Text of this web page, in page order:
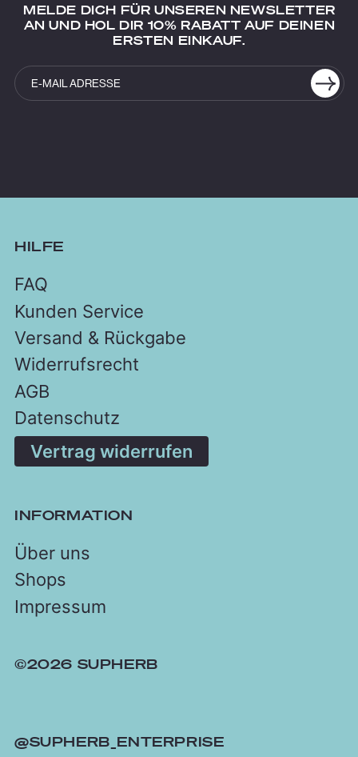
MELDE DICH FÜR UNSEREN NEWSLETTER
AN UND HOL DIR 10% RABATT AUF DEINEN
ERSTEN EINKAUF.
HILFE
FAQ
Kunden Service
Versand & Rückgabe
Widerrufsrecht
AGB
Datenschutz
Vertrag widerrufen
INFORMATION
Über uns
Shops
Impressum
©2026 SUPHERB
@SUPHERB_ENTERPRISE